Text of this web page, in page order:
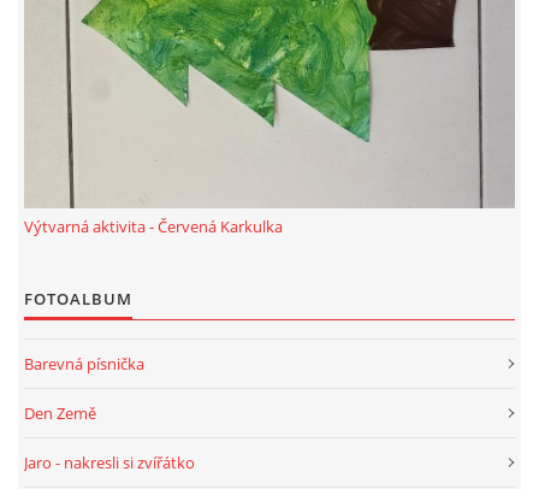
20.10. DEN STROMŮ
HALLOWEEN
DUŠIČKY
SVATÝ MARTIN
SVATÁ KATEŘINA 25.LISTOPADU
SVATÁ BARBORA 4.12.
MIKULÁŠ, ČERTI
Výtvarná aktivita - Červená Karkulka
FOTOALBUM
Barevná písnička
Den Země
Jaro - nakresli si zvířátko